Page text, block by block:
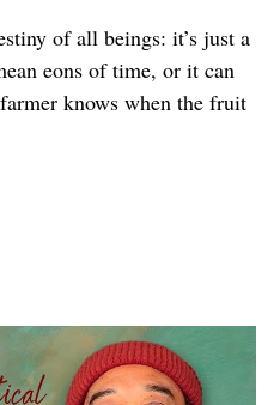
of all beings: it’s just a
eons of time, or it can
knows when the fruit